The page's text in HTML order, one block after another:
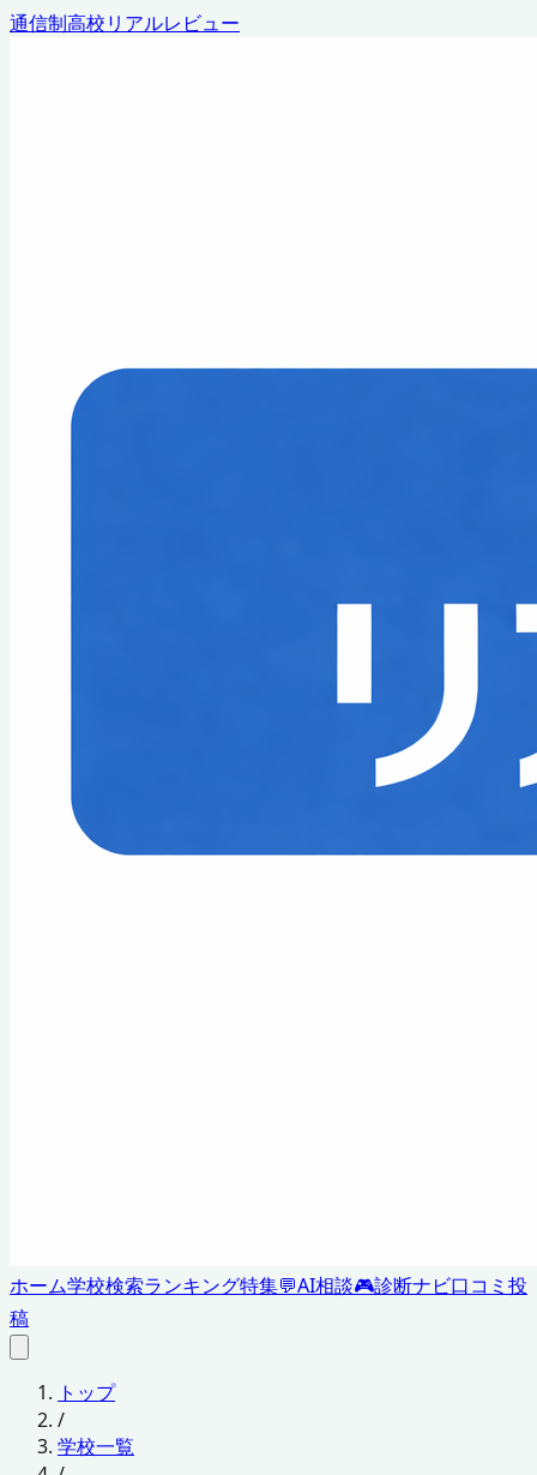
通信制高校リアルレビュー
ホーム学校検索ランキング特集💬AI相談🎮診断ナビ口コミ投
稿
トップ
/
学校一覧